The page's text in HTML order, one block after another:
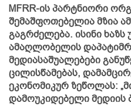
MFRR-ის პარტნიორი
შემაშფოთებელია მზია
გაგრძელება. ისინი ხაზს
ამაღლობელის
მედიასაშუალებები
ცილისწამებას,
ეკონომიკურ ზეწოლას:
დამოუკიდებელი